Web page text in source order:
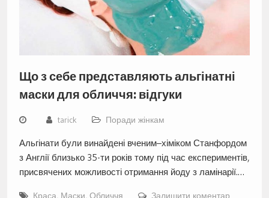
Що з себе представляють альгінатні
маски для обличчя: відгуки
tarick Поради жінкам
Альгінати були винайдені вченим–хіміком Станфордом
з Англії близько 35-ти років тому під час експериментів,
присвячених можливості отримання йоду з ламінарії.…
Краса, Маски, Обличчя Залишити коментар